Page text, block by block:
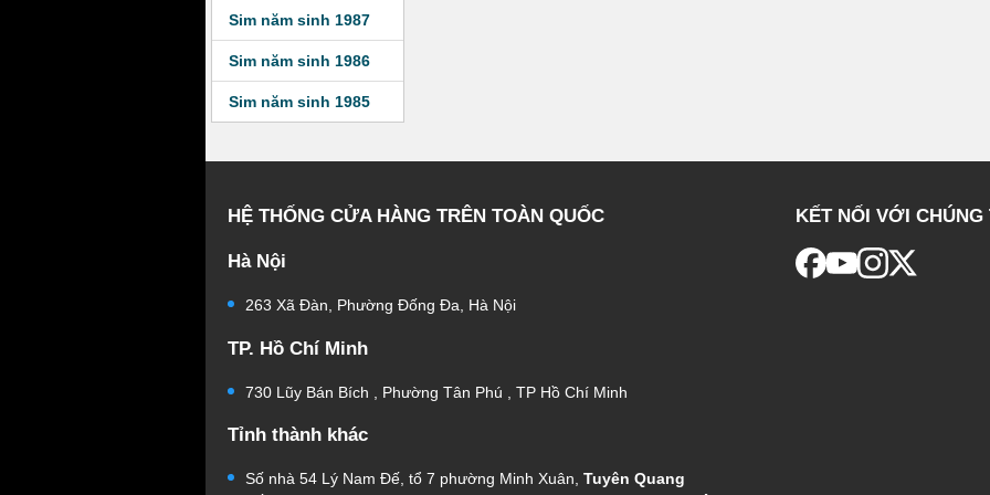
Sim năm sinh 1987
Sim năm sinh 1986
Sim năm sinh 1985
HỆ THỐNG CỬA HÀNG TRÊN TOÀN QUỐC
Hà Nội
263 Xã Đàn, Phường Đống Đa, Hà Nội
TP. Hồ Chí Minh
730 Lũy Bán Bích , Phường Tân Phú , TP Hồ Chí Minh
Tỉnh thành khác
Số nhà 54 Lý Nam Đế, tổ 7 phường Minh Xuân, Tuyên Quang
KẾT NỐI VỚI CHÚNG